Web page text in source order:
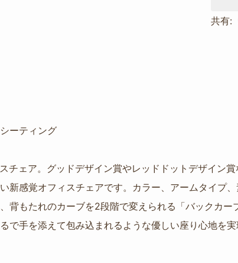
共有:
ーティング
チェア。グッドデザイン賞やレッドドットデザイン
新感覚オフィスチェアです。カラー、アームタイプ
背もたれのカーブを2段階で変えられる「バックカ
で手を添えて包み込まれるような優しい座り心地を